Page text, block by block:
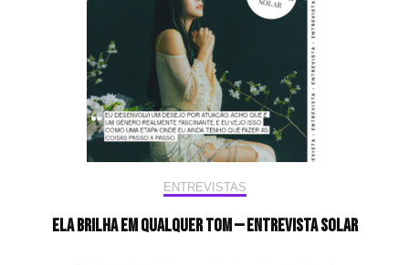
ENTREVISTAS
Ela brilha em qualquer tom — Entrevista Solar